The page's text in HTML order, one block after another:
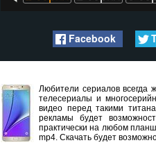
Facebook
Любители сериалов всегда
телесериалы и
видео перед такими
рекламы будет
практически на любом
mp4. Скачать будет